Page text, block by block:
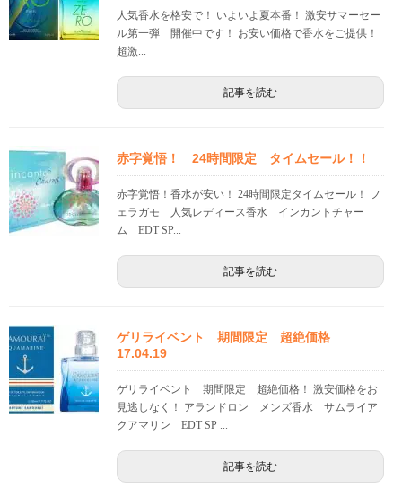
人気香水を格安で！ いよいよ夏本番！ 激安サマーセー
ル第一弾 開催中です！ お安い価格で香水をご提供！
超激...
記事を読む
赤字覚悟！ 24時間限定 タイムセール！！
赤字覚悟！香水が安い！ 24時間限定タイムセール！ フ
ェラガモ 人気レディース香水 インカントチャー
ム EDT SP...
記事を読む
ゲリライベント 期間限定 超絶価格
17.04.19
ゲリライベント 期間限定 超絶価格！ 激安価格をお
見逃しなく！ アランドロン メンズ香水 サムライア
クアマリン EDT SP ...
記事を読む